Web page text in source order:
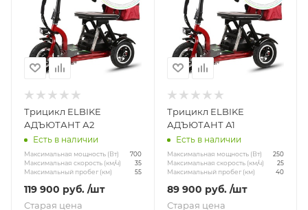
Трицикл ELBIKE
АДЪЮТАНТ А2
Есть в наличии
Максимальная мощность (Вт) 700
Максимальная скорость (км/ч) 35
Максимальный пробег (км) 55
119 900 руб. /шт
Старая цена
Трицикл ELBIKE
АДЪЮТАНТ А1
Есть в наличии
Максимальная мощность (Вт) 250
Максимальная скорость (км/ч) 25
Максимальный пробег (км) 40
89 900 руб. /шт
Старая цена